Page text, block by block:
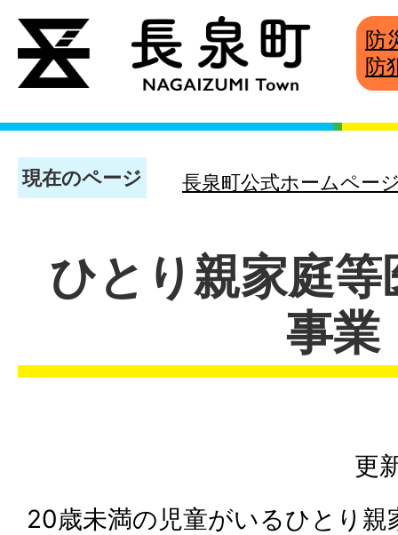
防
防
現在のページ 長泉町公式ホームペー
ひとり親家庭等
事業
更
20歳未満の児童がいるひとり親